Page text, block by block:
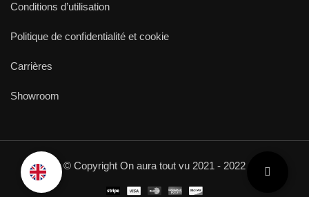
Conditions d’utilisation
Politique de confidentialité et cookie
Carrières
Showroom
© Copyright On aura tout vu 2021 - 2022